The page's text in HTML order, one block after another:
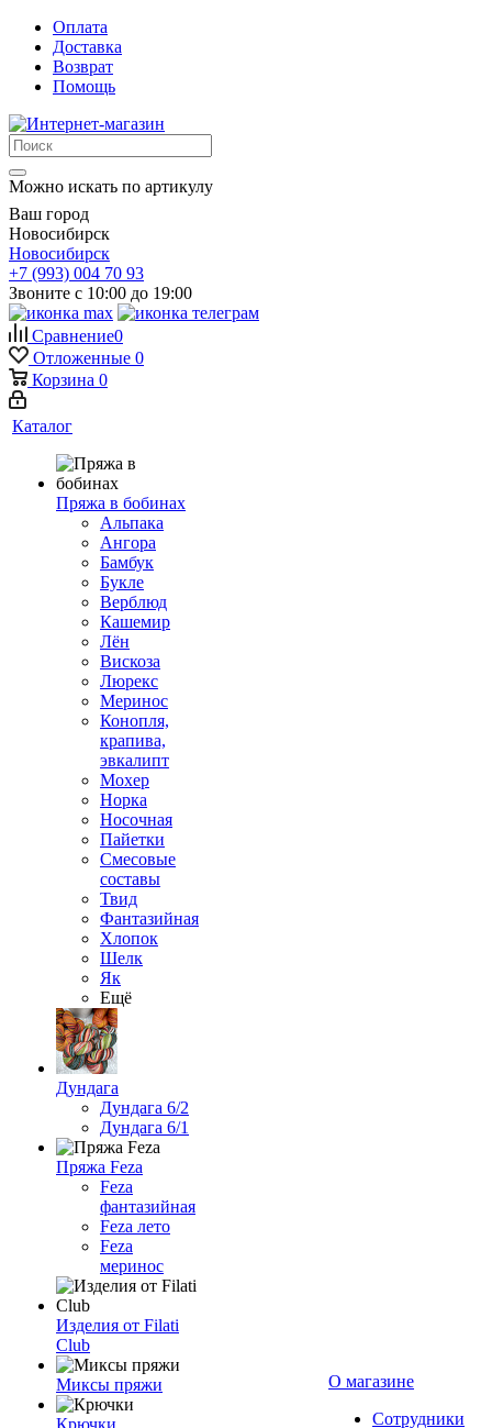
Оплата
Доставка
Возврат
Помощь
Можно искать по артикулу
Ваш город
Новосибирск
Новосибирск
+7 (993) 004 70 93
Звоните с 10:00 до 19:00
Сравнение0
Отложенные 0
Корзина 0
Каталог
Пряжа в бобинах
Альпака
Ангора
Бамбук
Букле
Верблюд
Кашемир
Лён
Вискоза
Люрекс
Меринос
Конопля,
крапива,
эвкалипт
Мохер
Норка
Носочная
Пайетки
Смесовые
составы
Твид
Фантазийная
Хлопок
Шелк
Як
Ещё
Дундага
Дундага 6/2
Дундага 6/1
Пряжа Feza
Feza
фантазийная
Feza лето
Feza
меринос
Изделия от Filati
Club
Миксы пряжи
Крючки
О магазине
Сотрудники